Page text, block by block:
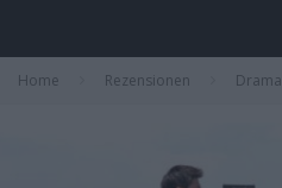
Home Rezensionen Drama